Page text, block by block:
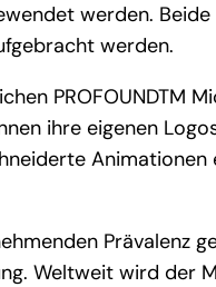
werden.
werden.
PROFOUNDTM
ihre eigenen
Animationen
Prävalenz
Weltweit wird der